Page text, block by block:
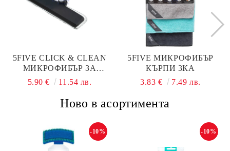
5FIVE CLICK & CLEAN
МИКРОФИБЪР ЗА
ПРОЗОРЦИ
5.90 € 11.54 лв.
5FIVE МИКРОФИБЪР
КЪРПИ 3КА
3.83 €
7.49 лв.
Ново в асортимента
-10% -10%